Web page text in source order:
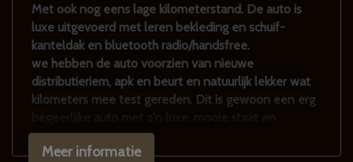
Voorstoelen verwarmd
Overige
Anti blokkeer systeem
Bluetooth carkit
Centr. deurvergr. en getint glas+stuurbekr
Met ook nog eens lage kilometerstand. De auto is
luxe uitgevoerd met leren bekleding en schuif-
kanteldak en bluetooth radio/handsfree.
we hebben de auto voorzien van nieuwe
distributieriem, apk en beurt en natuurlijk lekker wat
kilometers mee test gereden. Dit is gewoon een erg
rijeigenschappen.
Meer informatie